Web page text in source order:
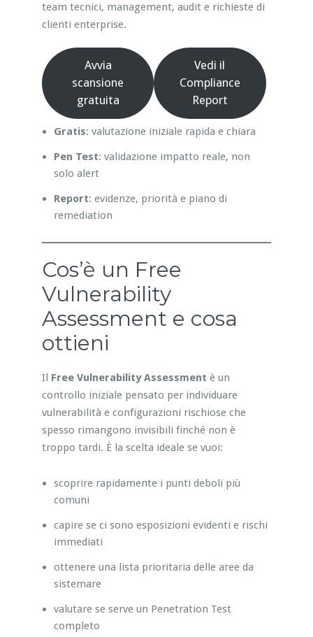
team tecnici, management, audit e richieste di
clienti enterprise.
Avvia
scansione
gratuita
Vedi il
Compliance
Report
Gratis: valutazione iniziale rapida e chiara
Pen Test: validazione impatto reale, non
solo alert
Report: evidenze, priorità e piano di
remediation
Cos’è un Free
Vulnerability
Assessment e cosa
ottieni
Il Free Vulnerability Assessment è un
controllo iniziale pensato per individuare
vulnerabilità e configurazioni rischiose che
spesso rimangono invisibili finché non è
troppo tardi. È la scelta ideale se vuoi:
scoprire rapidamente i punti deboli più
comuni
capire se ci sono esposizioni evidenti e rischi
immediati
ottenere una lista prioritaria delle aree da
sistemare
valutare se serve un Penetration Test
completo